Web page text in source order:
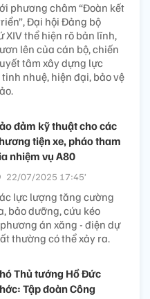
phương châm “Đoàn kết
Đại hội Đảng bộ
thể hiện rõ bản lĩnh,
lên của cán bộ, chiến
tâm xây dựng lực
nhuệ, hiện đại, bảo vệ
đảm kỹ thuật cho các
tiện xe, pháo tham
nhiệm vụ A80
22/07/2025 17:45’
lực lượng tăng cường
bảo dưỡng, cứu kéo
án xăng - điện dự
thường có thể xảy ra.
Thủ tướng Hồ Đức
Tập đoàn Công